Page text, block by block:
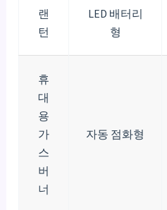
랜
턴
LED 배터리
형
휴
대
용
가
스
버
너
자동 점화형